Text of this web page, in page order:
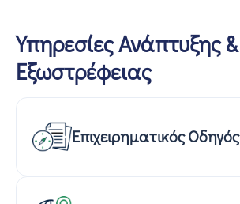
Υπηρεσίες Ανάπτυξης &
Εξωστρέφειας
Επιχειρηματικός Οδηγός